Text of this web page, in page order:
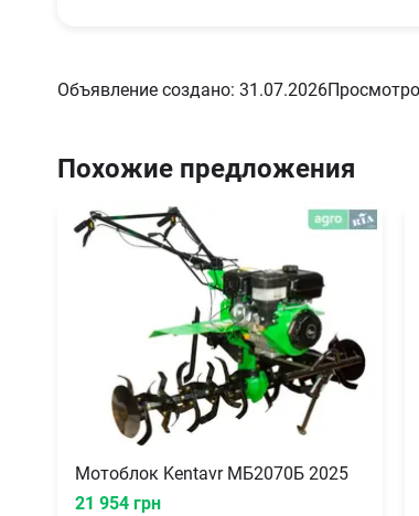
Объявление создано: 31.07.2026
Похожие предложения
Мотоблок Kentavr МБ2070Б 2025
21 954 грн